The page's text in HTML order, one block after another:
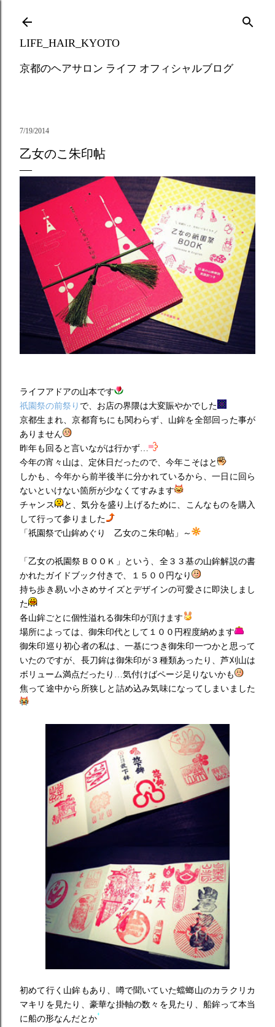
LIFE_HAIR_KYOTO
京都のヘアサロン ライフ オフィシャルブログ
7/19/2014
乙女のこ朱印帖
ライフアドアの山本です
祇園祭の前祭り で、お店の界隈は大変賑やかでした
京都生まれ、京都育ちにも関わらず、山鉾を全部回った事が
ありません
昨年も回ると言いながは行かず…
今年の宵々山は、定休日だったので、今年こそはと
しかも、今年から前半後半に分かれているから、一日に回ら
ないといけない箇所が少なくてすみます
チャンス
と、気分を盛り上げるために、こんなものを購入
して行って参りました
「祇園祭で山鉾めぐり 乙女のこ朱印帖」～
「乙女の祇園祭ＢＯＯＫ」という、全３３基の山鉾解説の書
かれたガイドブック付きで、１５００円なり
持ち歩き易い小さめサイズとデザインの可愛さに即決しまし
た
各山鉾ごとに個性溢れる御朱印が頂けます
場所によっては、御朱印代として１００円程度納めます
御朱印巡り初心者の私は、一基につき御朱印一つかと思って
いたのですが、長刀鉾は御朱印が３種類あったり、芦刈山は
ボリューム満点だったり…気付けばページ足りないかも
焦って途中から所狭しと詰め込み気味になってしまいました
初めて行く山鉾もあり、噂で聞いていた蟷螂山のカラクリカ
マキリを見たり、豪華な掛軸の数々を見たり、船鉾って本当
に船の形なんだとか